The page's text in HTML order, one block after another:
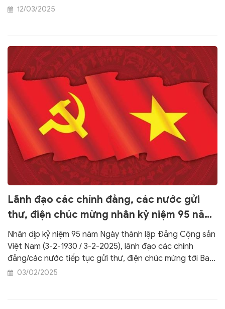
12/03/2025
Lãnh đạo các chính đảng, các nước gửi
thư, điện chúc mừng nhân kỷ niệm 95 năm
Ngày thành lập Đảng cộng sản Việt Nam
Nhân dịp kỷ niệm 95 năm Ngày thành lập Đảng Cộng sản
Việt Nam (3-2-1930 / 3-2-2025), lãnh đạo các chính
đảng/các nước tiếp tục gửi thư, điện chúc mừng tới Ban
Chấp hành Trung ương Đảng Cộng sản Việt Nam và
03/02/2025